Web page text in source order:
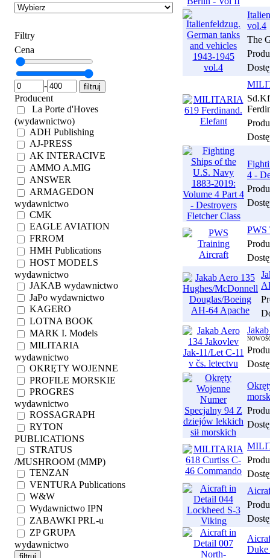
Filtry
Cena
-
Producent
La Porte d'Hoves
(wydawnictwo)
ADH Publishing
AJ-PRESS
AK INTERACIVE
AMMO A.MIG
ANSWER
ARMAGEDON
wydawnictwo
CMK
EAGLE AVIATION
FRROM
HMH Publications
HOST MODELS
wydawnictwo
JAKAB wydawnictwo
JaPo wydawnictwo
KAGERO
LOTNA BOOK
MARK I. Models
MILITARIA
wydawnictwo
OKRĘTY WOJENNE
PROFILE MORSKIE
PROGRES
wydawnictwo
ROSSAGRAPH
RYTON
PUBLICATIONS
STRATUS
/MUSHROOM (MMP)
TENZAN
VENTURA Publications
W&W
Wydawnictwo IPN
ZABAWKI PRL-u
ZP GRUPA
wydawnictwo
vol.4
The
4 -
PWS